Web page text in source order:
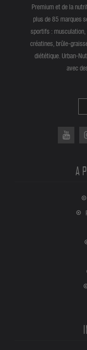
Premium et de la
plus de 85 marques
sportifs : musculation,
créatines, brûle-
diététique. Urban-
avec
A